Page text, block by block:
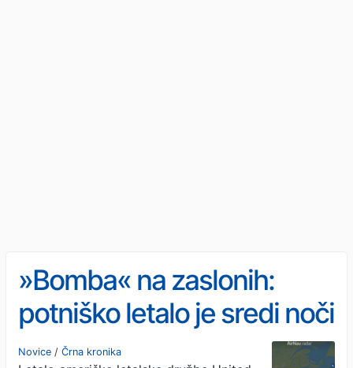
»Bomba« na zaslonih:
potniško letalo je sredi noči
razglasilo izredne razmere
Novice / Črna kronika